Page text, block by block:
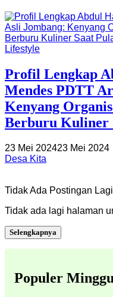
Lifestyle
Profil Lengkap
Mendes PDTT
Kenyang
Berburu Kuliner
23 Mei 202423 Mei 2024
Desa Kita
Tidak Ada Postingan
Tidak ada lagi halaman
Selengkapnya
Populer